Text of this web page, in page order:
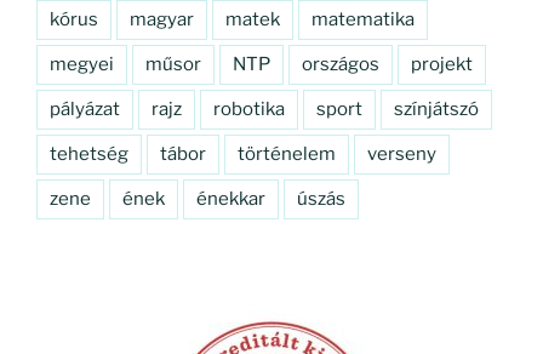
kórus magyar matek matematika
megyei műsor NTP országos projekt
pályázat rajz robotika sport színjátszó
tehetség tábor történelem verseny
zene ének énekkar úszás